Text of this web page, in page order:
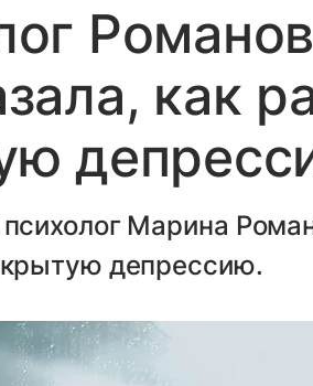
как
Марина
депрессию.